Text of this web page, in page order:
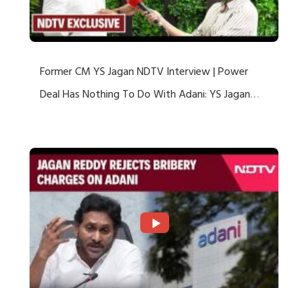
Former CM YS Jagan NDTV Interview | Power
Deal Has Nothing To Do With Adani: YS Jagan